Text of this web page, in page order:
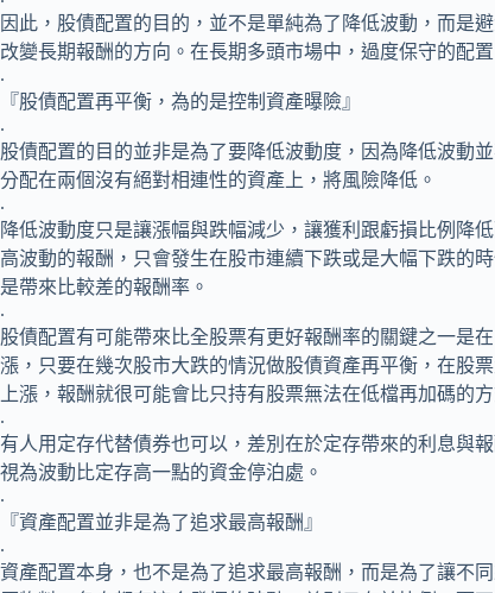
因此，股債配置的目的，並不是單純為了降低波動，而是
改變長期報酬的方向。在長期多頭市場中，過度保守的配
.
『股債配置再平衡，為的是控制資產曝險』
.
股債配置的目的並非是為了要降低波動度，因為降低波動
分配在兩個沒有絕對相連性的資產上，將風險降低。
.
降低波動度只是讓漲幅與跌幅減少，讓獲利跟虧損比例降
高波動的報酬，只會發生在股市連續下跌或是大幅下跌的
是帶來比較差的報酬率。
.
股債配置有可能帶來比全股票有更好報酬率的關鍵之一是
漲，只要在幾次股市大跌的情況做股債資產再平衡，在股
上漲，報酬就很可能會比只持有股票無法在低檔再加碼的方
.
有人用定存代替債券也可以，差別在於定存帶來的利息與
視為波動比定存高一點的資金停泊處。
.
『資產配置並非是為了追求最高報酬』
.
資產配置本身，也不是為了追求最高報酬，而是為了讓不